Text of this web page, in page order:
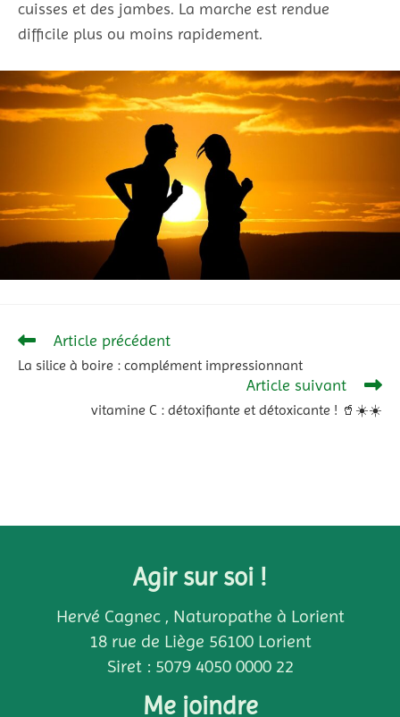
cuisses et des jambes. La marche est rendue
difficile plus ou moins rapidement.
Article précédent
La silice à boire : complément impressionnant
Article suivant
vitamine C : détoxifiante et détoxicante ! 🥤☀️☀️
Agir sur soi !
Hervé Cagnec , Naturopathe à Lorient
18 rue de Liège 56100 Lorient
Siret : 5079 4050 0000 22
Me joindre